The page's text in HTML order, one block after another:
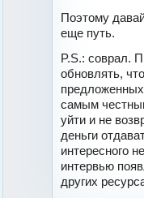
Поэтому
еще путь.
P.S.: соврал.
обновлять,
самым
уйти и не
деньги
интересного
интервью
других